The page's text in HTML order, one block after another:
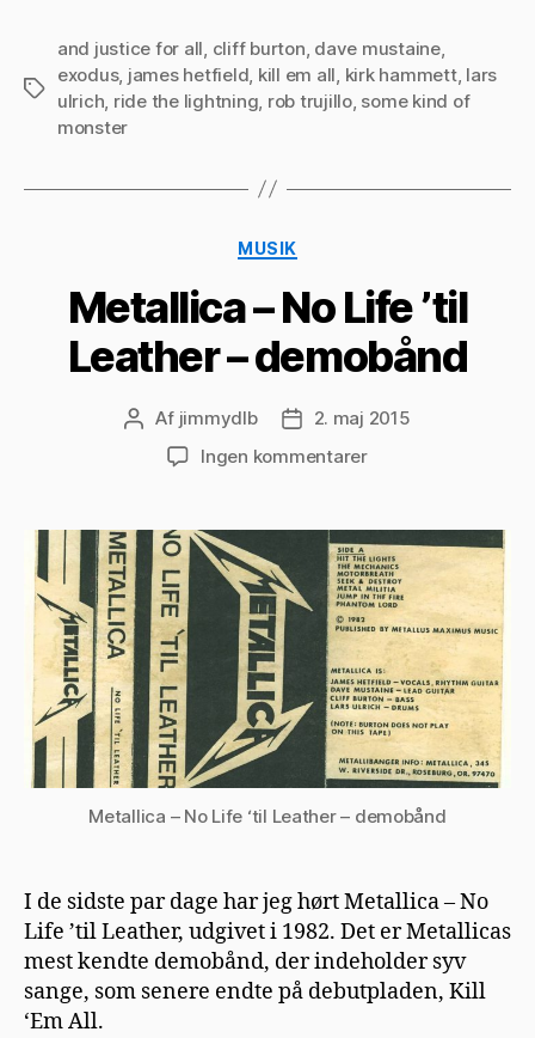
Tags
and justice for all, cliff burton, dave mustaine,
exodus, james hetfield, kill em all, kirk hammett, lars
ulrich, ride the lightning, rob trujillo, some kind of
monster
Kategorier
MUSIK
Metallica – No Life ’til
Leather – demobånd
Indlægsforfatter
Af jimmydlb Indlægsdato
2. maj 2015
Ingen kommentarertil
No
Life
’til
Leather
–
demobånd
Metallica – No Life ‘til Leather – demobånd
I de sidste par dage har jeg hørt Metallica – No
Life ’til Leather, udgivet i 1982. Det er Metallicas
mest kendte demobånd, der indeholder syv
sange, som senere endte på debutpladen, Kill
‘Em All.